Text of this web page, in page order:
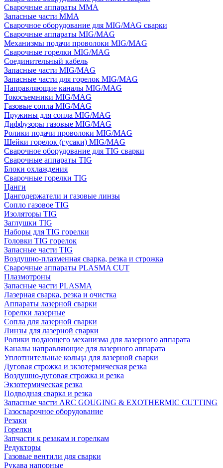
Сварочные аппараты MMA
Запасные части MMA
Сварочное оборудование для MIG/MAG сварки
Сварочные аппараты MIG/MAG
Механизмы подачи проволоки MIG/MAG
Сварочные горелки MIG/MAG
Соединительный кабель
Запасные части MIG/MAG
Запасные части для горелок MIG/MAG
Направляющие каналы MIG/MAG
Токосъемники MIG/MAG
Газовые сопла MIG/MAG
Пружины для сопла MIG/MAG
Диффузоры газовые MIG/MAG
Ролики подачи проволоки MIG/MAG
Шейки горелок (гусаки) MIG/MAG
Сварочное оборудование для TIG сварки
Сварочные аппараты TIG
Блоки охлаждения
Сварочные горелки TIG
Цанги
Цангодержатели и газовые линзы
Сопло газовое TIG
Изоляторы TIG
Заглушки TIG
Наборы для TIG горелки
Головки TIG горелок
Запасные части TIG
Воздушно-плазменная сварка, резка и строжка
Сварочные аппараты PLASMA CUT
Плазмотроны
Запасные части PLASMA
Лазерная сварка, резка и очистка
Аппараты лазерной сварки
Горелки лазерные
Сопла для лазерной сварки
Линзы для лазерной сварки
Ролики подающего механизма для лазерного аппарата
Каналы направляющие для лазерного аппарата
Уплотнительные кольца для лазерной сварки
Дуговая строжка и экзотермическая резка
Воздушно-дуговая строжка и резка
Экзотермическая резка
Подводная сварка и резка
Запасные части ARC GOUGING & EXOTHERMIC CUTTING
Газосварочное оборудование
Резаки
Горелки
Запчасти к резакам и горелкам
Редукторы
Газовые вентили для сварки
Рукава напорные